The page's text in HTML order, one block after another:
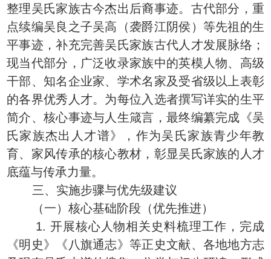
整理吴氏家族古今杰出后裔事迹。古代部分，重
点续编吴良之子吴高（袭爵江阴侯）等先祖的生
平事迹，补充完善吴氏家族古代人才发展脉络；
现当代部分，广泛收录家族中的英模人物、高级
干部、知名企业家、学术名家及受省级以上表彰
的各界优秀人才。为每位入选者撰写详实的生平
简介、核心事迹与人生箴言，最终编纂完成《吴
氏家族杰出人才谱》，作为吴氏家族青少年教
育、家风传承的核心教材，彰显吴氏家族的人才
底蕴与传承力量。
三、实施步骤与优先级建议
（一）核心基础阶段（优先推进）
1. 开展核心人物相关史料梳理工作，完成
《明史》《八旗通志》等正史文献、各地地方志